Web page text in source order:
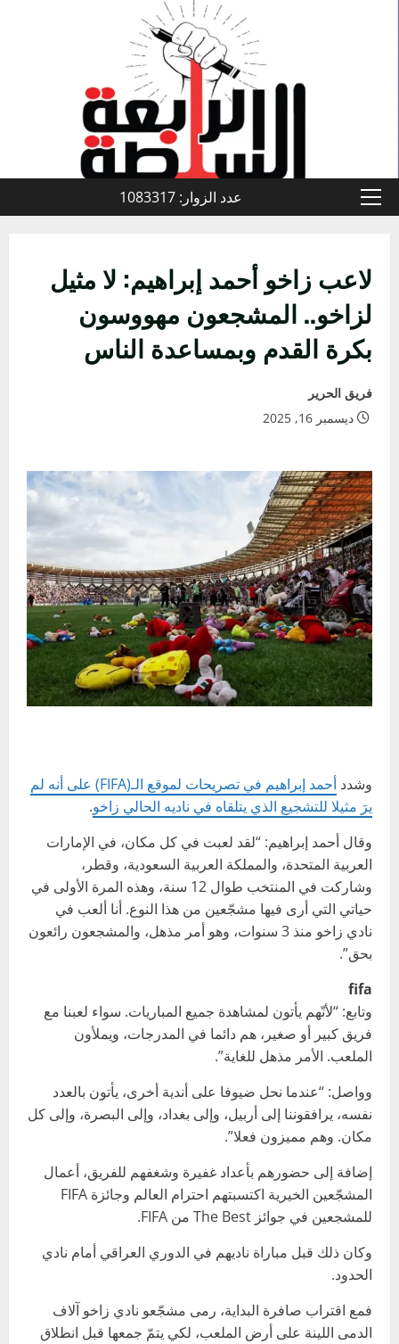
القائمة
عدد الزوار: 1083317
لاعب زاخو أحمد إبراهيم: لا مثيل
لزاخو.. المشجعون مهووسون
بكرة القدم وبمساعدة الناس
فريق الحرير
ديسمبر 16, 2025
وشدد
أحمد إبراهيم في تصريحات لموقع الـ(FIFA) على أنه لم
يرَ مثيلا للتشجيع الذي يتلقاه في ناديه الحالي زاخو.
وقال أحمد إبراهيم: “لقد لعبت في كل مكان، في الإمارات
العربية المتحدة، والمملكة العربية السعودية، وقطر،
وشاركت في المنتخب طوال 12 سنة، وهذه المرة الأولى في
حياتي التي أرى فيها مشجّعين من هذا النوع. أنا ألعب في
نادي زاخو منذ 3 سنوات، وهو أمر مذهل، والمشجعون رائعون
بحق”.
fifa
وتابع: “لأنّهم يأتون لمشاهدة جميع المباريات. سواء لعبنا مع
فريق كبير أو صغير، هم دائما في المدرجات، ويملأون
الملعب. الأمر مذهل للغاية”.
وواصل: “عندما نحل ضيوفا على أندية أخرى، يأتون بالعدد
نفسه، يرافقوننا إلى أربيل، وإلى بغداد، وإلى البصرة، وإلى كل
مكان. وهم مميزون فعلا”.
إضافة إلى حضورهم بأعداد غفيرة وشغفهم للفريق، أعمال
المشجّعين الخيرية اكتسبتهم احترام العالم وجائزة FIFA
للمشجعين في جوائز The Best من FIFA.
وكان ذلك قبل مباراة ناديهم في الدوري العراقي أمام نادي
الحدود.
فمع اقتراب صافرة البداية، رمى مشجّعو نادي زاخو آلاف
الدمى اللينة على أرض الملعب، لكي يتمّ جمعها قبل انطلاق